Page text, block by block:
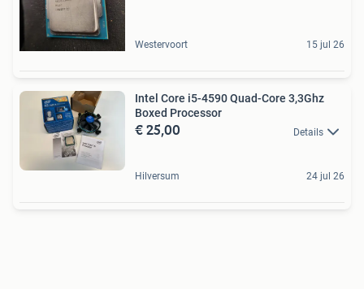
Westervoort 15 jul 26
Intel Core i5-4590 Quad-Core 3,3Ghz
Boxed Processor
€ 25,00 Details
Hilversum 24 jul 26